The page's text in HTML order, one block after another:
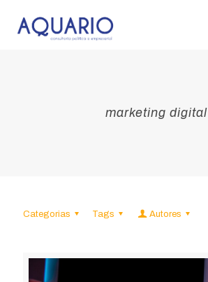
marketing digital
Categorias Tags Autores